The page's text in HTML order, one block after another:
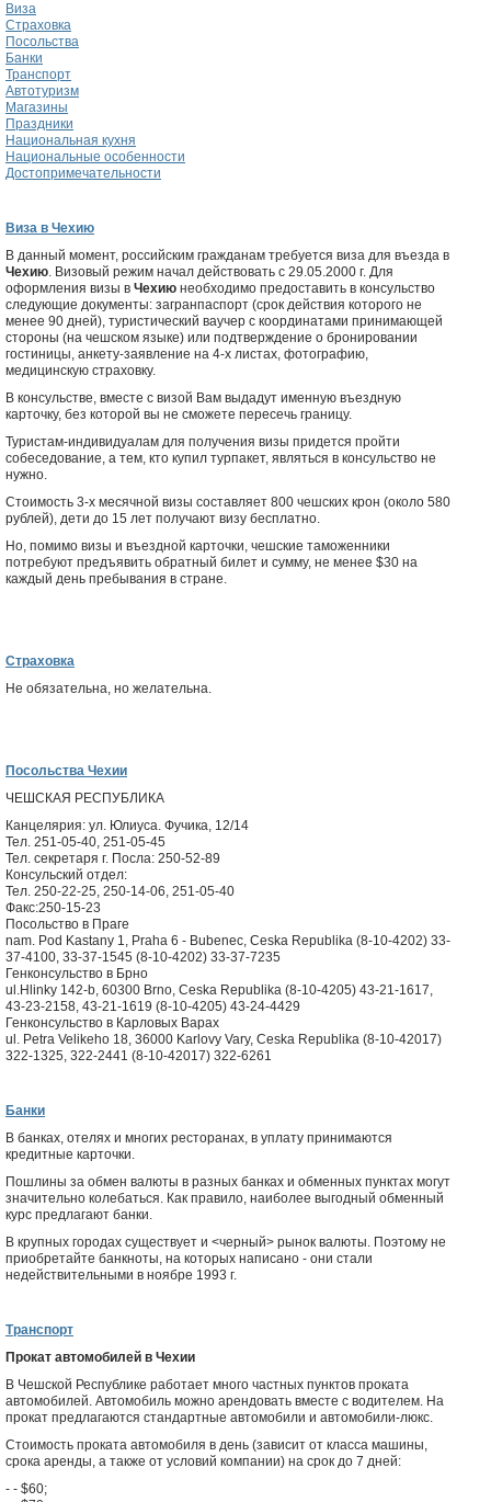
Виза
Страховка
Посольства
Банки
Транспорт
Автотуризм
Магазины
Праздники
Национальная кухня
Национальные особенности
Достопримечательности
Виза в Чехию
В данный момент, российским гражданам требуется виза для въезда в
Чехию. Визовый режим начал действовать с 29.05.2000 г. Для
оформления визы в Чехию необходимо предоставить в консульство
следующие документы: загранпаспорт (срок действия которого не
менее 90 дней), туристический ваучер с координатами принимающей
стороны (на чешском языке) или подтверждение о бронировании
гостиницы, анкету-заявление на 4-х листах, фотографию,
медицинскую страховку.
В консульстве, вместе с визой Вам выдадут именную въездную
карточку, без которой вы не сможете пересечь границу.
Туристам-индивидуалам для получения визы придется пройти
собеседование, а тем, кто купил турпакет, являться в консульство не
нужно.
Стоимость 3-х месячной визы составляет 800 чешских крон (около 580
рублей), дети до 15 лет получают визу бесплатно.
Но, помимо визы и въездной карточки, чешские таможенники
потребуют предъявить обратный билет и сумму, не менее $30 на
каждый день пребывания в стране.
Страховка
Не обязательна, но желательна.
Посольства Чехии
ЧЕШСКАЯ РЕСПУБЛИКА
Канцелярия: ул. Юлиуса. Фучика, 12/14
Тел. 251-05-40, 251-05-45
Тел. секретаря г. Посла: 250-52-89
Консульский отдел:
Тел. 250-22-25, 250-14-06, 251-05-40
Факс:250-15-23
Посольство в Праге
nam. Pod Kastany 1, Praha 6 - Bubenec, Ceska Republika (8-10-4202) 33-
37-4100, 33-37-1545 (8-10-4202) 33-37-7235
Генконсульство в Брно
ul.Hlinky 142-b, 60300 Brno, Ceska Republika (8-10-4205) 43-21-1617,
43-23-2158, 43-21-1619 (8-10-4205) 43-24-4429
Генконсульство в Карловых Варах
ul. Petra Velikeho 18, 36000 Karlovy Vary, Ceska Republika (8-10-42017)
322-1325, 322-2441 (8-10-42017) 322-6261
Банки
В банках, отелях и многих ресторанах, в уплату принимаются
кредитные карточки.
Пошлины за обмен валюты в разных банках и обменных пунктах могут
значительно колебаться. Как правило, наиболее выгодный обменный
курс предлагают банки.
В крупных городах существует и <черный> рынок валюты. Поэтому не
приобретайте банкноты, на которых написано - они стали
недействительными в ноябре 1993 г.
Транспорт
Прокат автомобилей в Чехии
В Чешской Республике работает много частных пунктов проката
автомобилей. Автомобиль можно арендовать вместе с водителем. На
прокат предлагаются стандартные автомобили и автомобили-люкс.
Стоимость проката автомобиля в день (зависит от класса машины,
срока аренды, а также от условий компании) на срок до 7 дней:
- - $60;